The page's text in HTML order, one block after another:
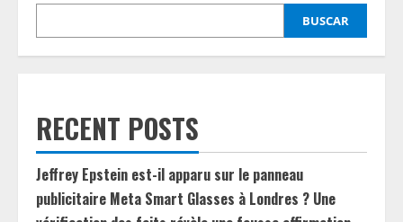
BUSCAR
RECENT POSTS
Jeffrey Epstein est-il apparu sur le panneau
publicitaire Meta Smart Glasses à Londres ? Une